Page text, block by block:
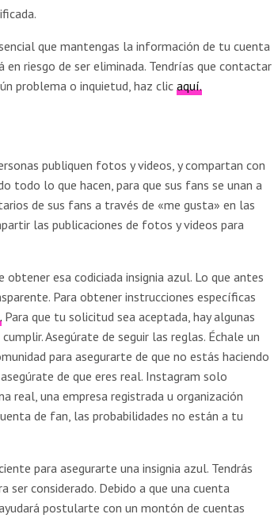
que mantengas la información de tu cuenta
riesgo de ser eliminada. Tendrías que contactar
problema o inquietud, haz clicaquí.
publiquen fotos y videos, y compartan con
todo lo que hacen, para que sus fans se unan a
de sus fans a través de «me gusta» en las
las publicaciones de fotos y videos para
esa codiciada insignia azul. Lo que antes
Para obtener instrucciones específicas
Para que tu solicitud sea aceptada, hay algunas
Asegúrate de seguir las reglas. Échale un
para asegurarte de que no estás haciendo
de que eres real. Instagram solo
real, una empresa registrada u organización
de fan, las probabilidades no están a tu
para asegurarte una insignia azul. Tendrás
ser considerado. Debido a que una cuenta
postularte con un montón de cuentas